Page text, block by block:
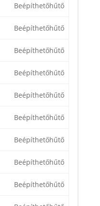
Beépíthetőhűtő
Beépíthetőhűtő
Beépíthetőhűtő
Beépíthetőhűtő
Beépíthetőhűtő
Beépíthetőhűtő
Beépíthetőhűtő
Beépíthetőhűtő
Beépíthetőhűtő